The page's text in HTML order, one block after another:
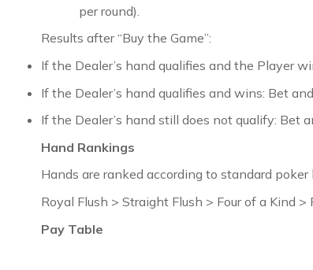
per round).
Results after “Buy the Game”:
If the Dealer’s hand qualifies and the Player
If the Dealer’s hand qualifies and wins: Bet
If the Dealer’s hand still does not qualify: Bet
Hand Rankings
Hands are ranked according to standard
Royal Flush > Straight Flush > Four of a Kind
Pay Table